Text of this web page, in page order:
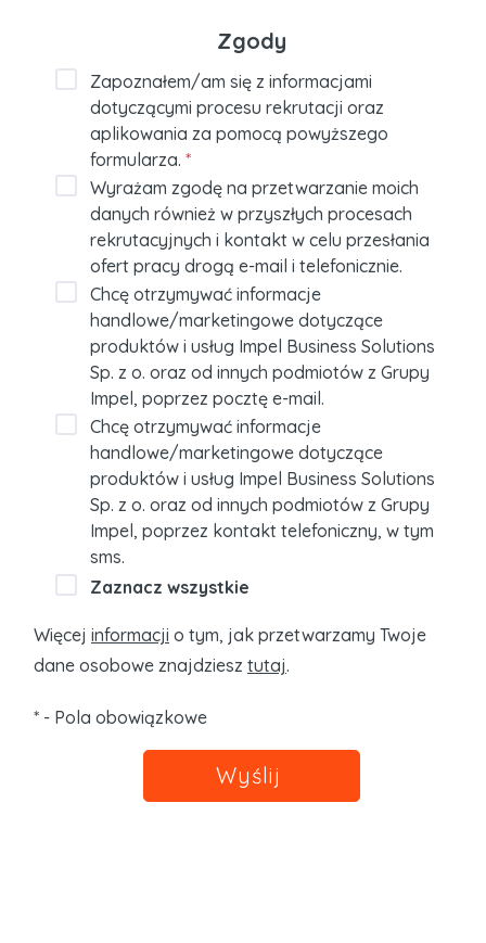
Zgody
Zapoznałem/am się z informacjami
dotyczącymi procesu rekrutacji oraz
aplikowania za pomocą powyższego
formularza. *
Wyrażam zgodę na przetwarzanie moich
danych również w przyszłych procesach
rekrutacyjnych i kontakt w celu przesłania
ofert pracy drogą e-mail i telefonicznie.
Chcę otrzymywać informacje
handlowe/marketingowe dotyczące
produktów i usług Impel Business Solutions
Sp. z o. oraz od innych podmiotów z Grupy
Impel, poprzez pocztę e-mail.
Chcę otrzymywać informacje
handlowe/marketingowe dotyczące
produktów i usług Impel Business Solutions
Sp. z o. oraz od innych podmiotów z Grupy
Impel, poprzez kontakt telefoniczny, w tym
sms.
Zaznacz wszystkie
Więcej informacji o tym, jak przetwarzamy Twoje
dane osobowe znajdziesz tutaj.
* - Pola obowiązkowe
Wyślij